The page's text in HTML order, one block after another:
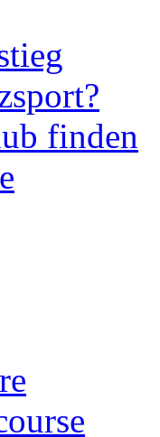
finden